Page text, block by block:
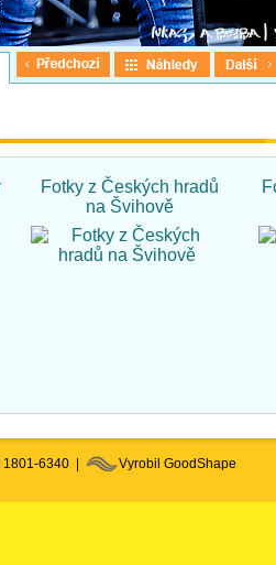
Fotky z Českých hradů
na Švihově
1801-6340 | Vyrobil GoodShape